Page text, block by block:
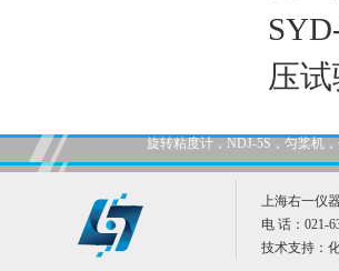
压
旋转粘度计，NDJ-5S，匀桨机
上海右一仪
电 话：021-
技术支持：